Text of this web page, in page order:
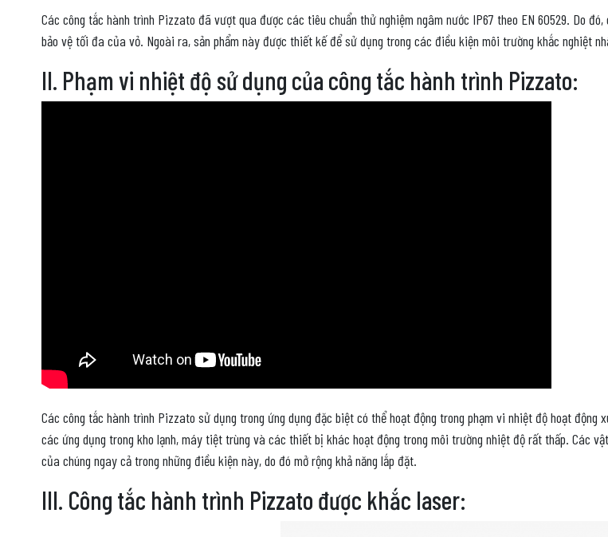
Các công tắc hành trình Pizzato đã vượt qua được các tiêu chuẩn thử nghiệm ngâm nước IP67 theo EN 60529. Do
bảo vệ tối đa của vỏ. Ngoài ra, sản phẩm này được thiết kế để sử dụng trong các điều kiện môi trường khắc nghiệt
II. Phạm vi nhiệt độ sử dụng của công tắc hành trình Pizzato:
Các công tắc hành trình Pizzato sử dụng trong ứng dụng đặc biệt có thể hoạt động trong phạm vi nhiệt độ hoạt
các ứng dụng trong kho lạnh, máy tiệt trùng và các thiết bị khác hoạt động trong môi trường nhiệt độ rất thấp. Các
của chúng ngay cả trong những điều kiện này, do đó mở rộng khả năng lắp đặt.
III. Công tắc hành trình Pizzato được khắc laser: